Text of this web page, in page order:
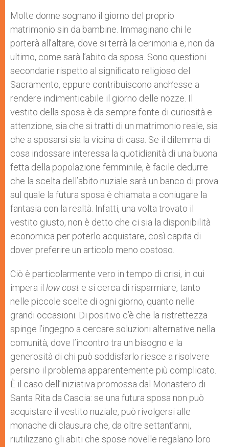
p
p
g
e
r
o
k
r
Molte donne sognano il giorno del proprio
matrimonio sin da bambine. Immaginano chi le
porterà all’altare, dove si terrà la cerimonia e, non da
ultimo, come sarà l’abito da sposa. Sono questioni
secondarie rispetto al significato religioso del
Sacramento, eppure contribuiscono anch’esse a
rendere indimenticabile il giorno delle nozze. Il
vestito della sposa è da sempre fonte di curiosità e
attenzione, sia che si tratti di un matrimonio reale, sia
che a sposarsi sia la vicina di casa. Se il dilemma di
cosa indossare interessa la quotidianità di una buona
fetta della popolazione femminile, è facile dedurre
che la scelta dell’abito nuziale sarà un banco di prova
sul quale la futura sposa è chiamata a coniugare la
fantasia con la realtà. Infatti, una volta trovato il
vestito giusto, non è detto che ci sia la disponibilità
economica per poterlo acquistare, così capita di
dover preferire un articolo meno costoso.
Ciò è particolarmente vero in tempo di crisi, in cui
impera il low cost e si cerca di risparmiare, tanto
nelle piccole scelte di ogni giorno, quanto nelle
grandi occasioni. Di positivo c’è che la ristrettezza
spinge l’ingegno a cercare soluzioni alternative nella
comunità, dove l’incontro tra un bisogno e la
generosità di chi può soddisfarlo riesce a risolvere
persino il problema apparentemente più complicato.
È il caso dell’iniziativa promossa dal Monastero di
Santa Rita da Cascia: se una futura sposa non può
acquistare il vestito nuziale, può rivolgersi alle
monache di clausura che, da oltre settant’anni,
riutilizzano gli abiti che spose novelle regalano loro